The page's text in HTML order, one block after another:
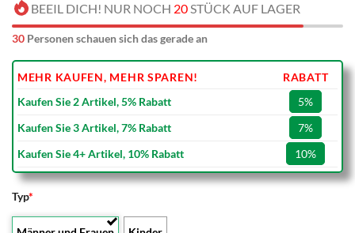
BEEIL DICH! NUR NOCH 20STÜCK AUF LAGER
30 Personen schauen sich das gerade an
MEHR KAUFEN, MEHR SPAREN!
RABATT
Kaufen Sie 2 Artikel, 5% Rabatt
5%
Kaufen Sie 3 Artikel, 7% Rabatt
7%
Kaufen Sie 4+ Artikel, 10% Rabatt
10%
Typ*